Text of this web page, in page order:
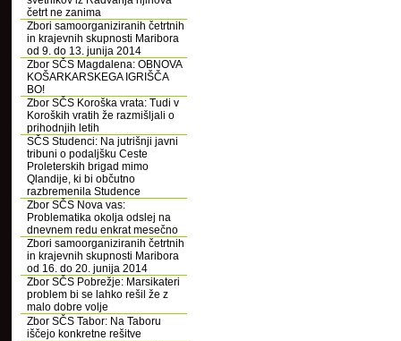
četrt ne zanima
Zbori samoorganiziranih četrtnih
in krajevnih skupnosti Maribora
od 9. do 13. junija 2014
Zbor SČS Magdalena: OBNOVA
KOŠARKARSKEGA IGRIŠČA
BO!
Zbor SČS Koroška vrata: Tudi v
Koroških vratih že razmišljali o
prihodnjih letih
SČS Studenci: Na jutrišnji javni
tribuni o podaljšku Ceste
Proleterskih brigad mimo
Qlandije, ki bi občutno
razbremenila Studence
Zbor SČS Nova vas:
Problematika okolja odslej na
dnevnem redu enkrat mesečno
Zbori samoorganiziranih četrtnih
in krajevnih skupnosti Maribora
od 16. do 20. junija 2014
Zbor SČS Pobrežje: Marsikateri
problem bi se lahko rešil že z
malo dobre volje
Zbor SČS Tabor: Na Taboru
iščejo konkretne rešitve